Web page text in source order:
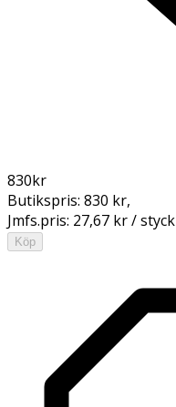
830kr
Butikspris: 830 kr,
Jmfs.pris: 27,67 kr / styck
Köp